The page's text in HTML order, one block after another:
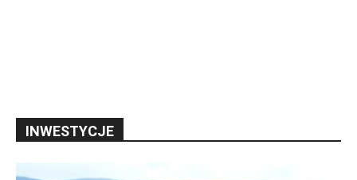
INWESTYCJE